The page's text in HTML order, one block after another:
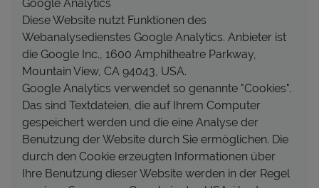
Google Analytics
Diese Website nutzt Funktionen des
Webanalysedienstes Google Analytics. Anbieter ist
die Google Inc., 1600 Amphitheatre Parkway,
Mountain View, CA 94043, USA.
Google Analytics verwendet so genannte "Cookies".
Das sind Textdateien, die auf Ihrem Computer
gespeichert werden und die eine Analyse der
Benutzung der Website durch Sie ermöglichen. Die
durch den Cookie erzeugten Informationen über
Ihre Benutzung dieser Website werden in der Regel